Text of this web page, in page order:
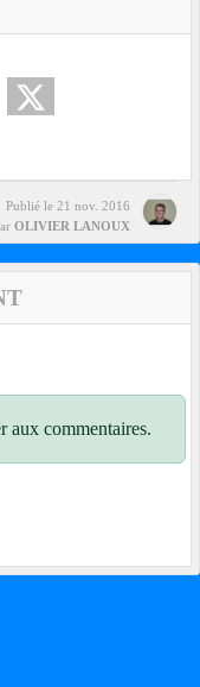
Publié le 21 nov. 2016
OLIVIER LANOUX
aux commentaires.